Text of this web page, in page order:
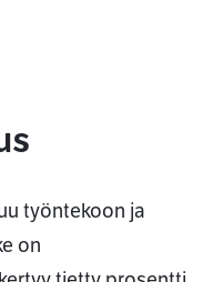
työntekoon ja
on